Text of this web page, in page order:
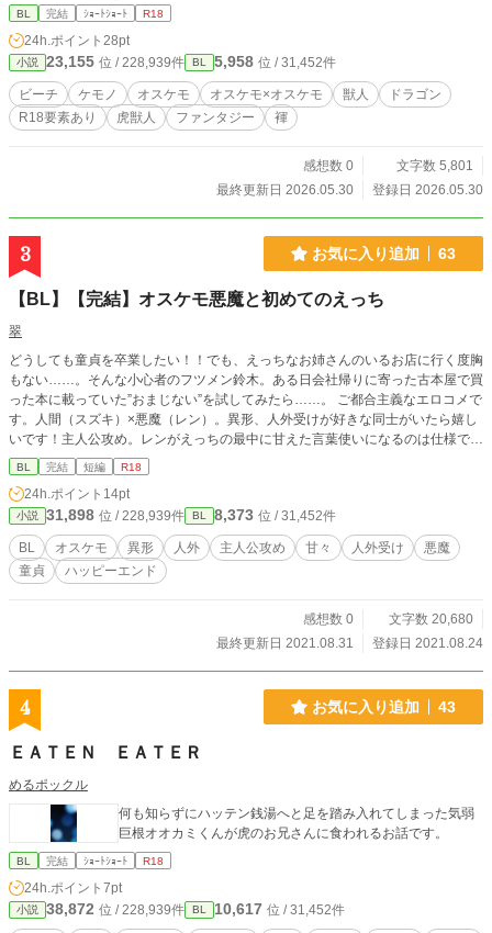
BL 完結 ｼｮｰﾄｼｮｰﾄ R18
24h.ポイント 28pt
小説 23,155 位 / 228,939件 BL 5,958 位 / 31,452件
ビーチ ケモノ オスケモ オスケモ×オスケモ 獣人
ドラゴン
R18要素あり
虎獣人 ファンタジー 褌
感想数 0
文字数 5,801
最終更新日 2026.05.30
登録日 2026.05.30
3 お気に入り追加 63
【BL】【完結】オスケモ悪魔と初めてのえっち
翠
どうしても童貞を卒業したい！！でも、えっちなお姉さんのいるお店に行く度胸
もない……。そんな小心者のフツメン鈴木。ある日会社帰りに寄った古本屋で買
った本に載っていた”おまじない”を試してみたら……。 ご都合主義なエロコメで
す。人間（スズキ）×悪魔（レン）。異形、人外受けが好きな同士がいたら嬉し
いです！主人公攻め。レンがえっちの最中に甘えた言葉使いになるのは仕様で
す。俺様受けじゃないので、要注意です！ エロシーンには＊付けてます。それ
以外はエロ無しです。 ※ラテン語の発音は大嘘です。 本編は15話で完結、16話
BL 完結 短編 R18
24h.ポイント 14pt
小説 31,898 位 / 228,939件 BL 8,373 位 / 31,452件
BL オスケモ 異形 人外 主人公攻め 甘々 人外受け
悪魔
童貞
ハッピーエンド
感想数 0
文字数 20,680
最終更新日 2021.08.31
登録日 2021.08.24
4 お気に入り追加 43
ＥＡＴＥＮ ＥＡＴＥＲ
めるポックル
何も知らずにハッテン銭湯へと足を踏み入れてしまった気弱
巨根オオカミくんが虎のお兄さんに食われるお話です。
BL 完結 ｼｮｰﾄｼｮｰﾄ R18
24h.ポイント 7pt
小説 38,872 位 / 228,939件 BL 10,617 位 / 31,452件